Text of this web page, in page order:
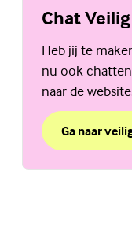
Chat
Heb jij te
nu ook
naar de
Ga naar
over Chat
(Externe link)